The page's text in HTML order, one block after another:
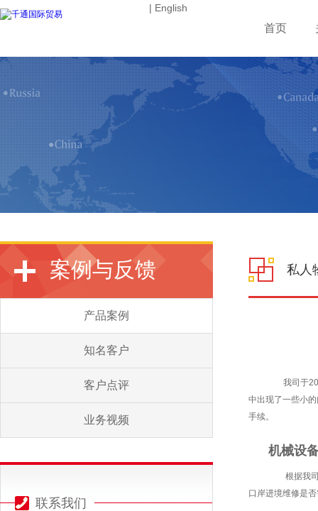
| English
首页
案例与反馈
产品案例
知名客户
客户点评
业务视频
联系我们
私人
我司于
中出现了一些小
手续。
机械设
根据我司
口岸进境维修是